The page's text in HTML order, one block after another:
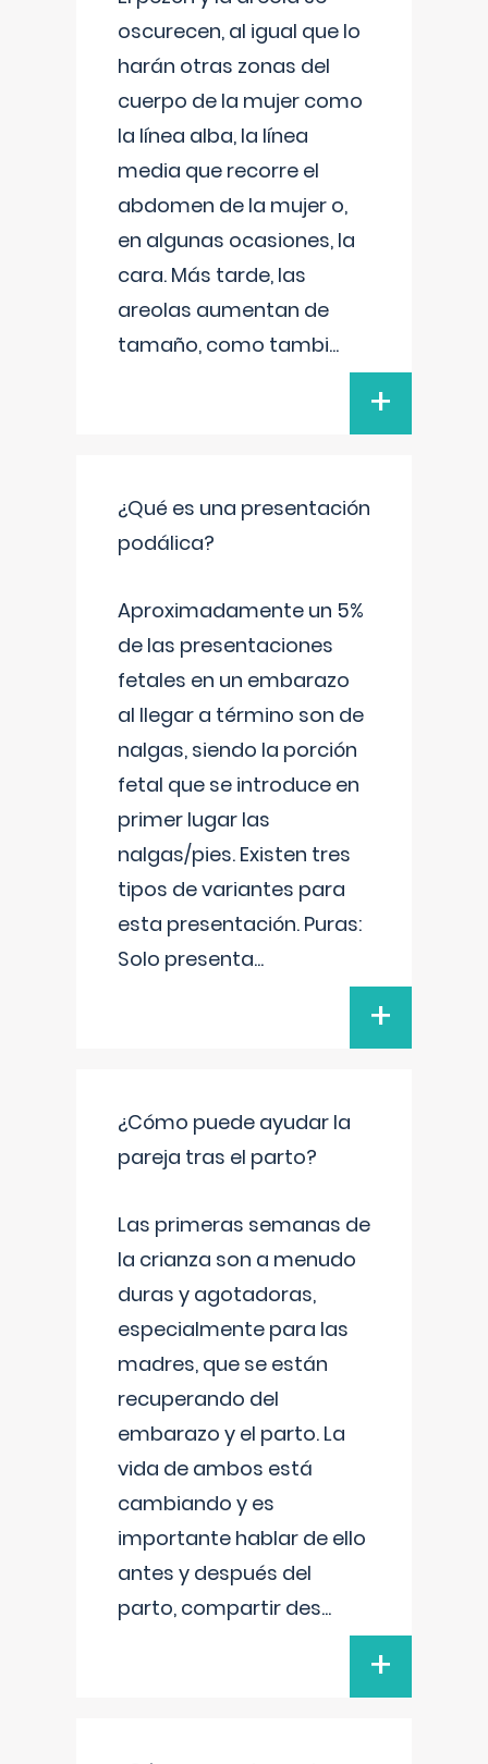
oscurecen, al igual que lo
harán otras zonas del
cuerpo de la mujer como
la línea alba, la línea
media que recorre el
abdomen de la mujer o,
en algunas ocasiones, la
cara. Más tarde, las
areolas aumentan de
tamaño, como tambi...
+
¿Qué es una presentación
podálica?
Aproximadamente un 5%
de las presentaciones
fetales en un embarazo
al llegar a término son de
nalgas, siendo la porción
fetal que se introduce en
primer lugar las
nalgas/pies. Existen tres
tipos de variantes para
esta presentación. Puras:
Solo presenta...
+
¿Cómo puede ayudar la
pareja tras el parto?
Las primeras semanas de
la crianza son a menudo
duras y agotadoras,
especialmente para las
madres, que se están
recuperando del
embarazo y el parto. La
vida de ambos está
cambiando y es
importante hablar de ello
antes y después del
parto, compartir des...
+